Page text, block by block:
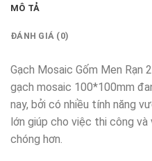
MÔ TẢ
ĐÁNH GIÁ (0)
Gạch Mosaic Gốm Men Rạn
gạch mosaic 100*100mm
nay, bởi có nhiều tính năng
lớn giúp cho việc thi công và
chóng hơn.